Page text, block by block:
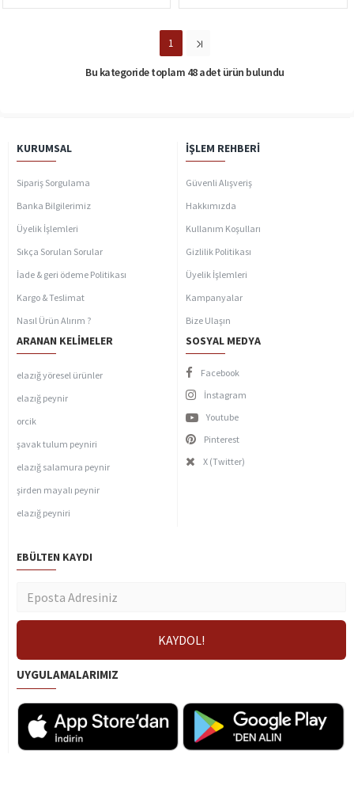
1
Bu kategoride toplam 48 adet ürün bulundu
KURUMSAL
Sipariş Sorgulama
Banka Bilgilerimiz
Üyelik İşlemleri
Sıkça Sorulan Sorular
İade & geri ödeme Politikası
Kargo & Teslimat
Nasıl Ürün Alırım ?
İŞLEM REHBERI
Güvenli Alışveriş
Hakkımızda
Kullanım Koşulları
Gizlilik Politikası
Üyelik İşlemleri
Kampanyalar
Bize Ulaşın
ARANAN KELIMELER
elazığ yöresel ürünler
elazığ peynir
orcik
şavak tulum peyniri
elazığ salamura peynir
şirden mayalı peynir
elazığ peyniri
SOSYAL MEDYA
Facebook
İnstagram
Youtube
Pinterest
X (Twitter)
EBÜLTEN KAYDI
UYGULAMALARIMIZ